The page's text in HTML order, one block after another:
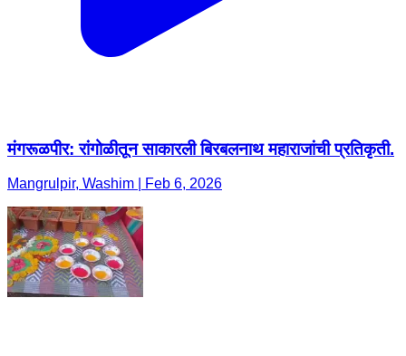
मंगरूळपीर: रांगोळीतून साकारली बिरबलनाथ महाराजांची प्रतिकृती.
Mangrulpir, Washim | Feb 6, 2026